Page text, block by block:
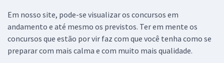
Em nosso site, pode-se visualizar os concursos em
andamento e até mesmo os previstos. Ter em mente os
concursos que estão por vir faz com que você tenha como se
preparar com mais calma e com muito mais qualidade.